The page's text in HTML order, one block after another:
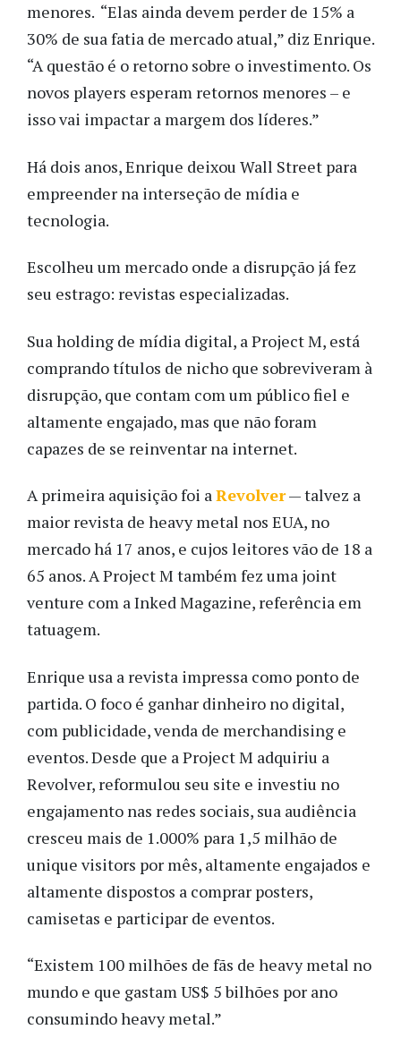
menores. “Elas ainda devem perder de 15% a
30% de sua fatia de mercado atual,” diz Enrique.
“A questão é o retorno sobre o investimento. Os
novos players esperam retornos menores – e
isso vai impactar a margem dos líderes.”
Há dois anos, Enrique deixou Wall Street para
empreender na interseção de mídia e
tecnologia.
Escolheu um mercado onde a disrupção já fez
seu estrago: revistas especializadas.
Sua holding de mídia digital, a Project M, está
comprando títulos de nicho que sobreviveram à
disrupção, que contam com um público fiel e
altamente engajado, mas que não foram
capazes de se reinventar na internet.
A primeira aquisição foi aRevolver— talvez a
maior revista de heavy metal nos EUA, no
mercado há 17 anos, e cujos leitores vão de 18 a
65 anos. A Project M também fez uma joint
venture com a Inked Magazine, referência em
tatuagem.
Enrique usa a revista impressa como ponto de
partida. O foco é ganhar dinheiro no digital,
com publicidade, venda de merchandising e
eventos. Desde que a Project M adquiriu a
Revolver, reformulou seu site e investiu no
engajamento nas redes sociais, sua audiência
cresceu mais de 1.000% para 1,5 milhão de
unique visitors por mês, altamente engajados e
altamente dispostos a comprar posters,
camisetas e participar de eventos.
“Existem 100 milhões de fãs de heavy metal no
mundo e que gastam US$ 5 bilhões por ano
consumindo heavy metal.”